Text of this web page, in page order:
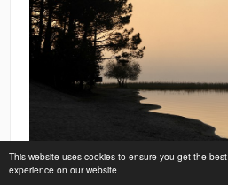
This website uses cookies to ensure you get the best
experience on our website